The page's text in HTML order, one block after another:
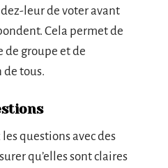
leur de voter avant
Cela permet de
de groupe et de
tous.
questions avec des
qu’elles sont claires